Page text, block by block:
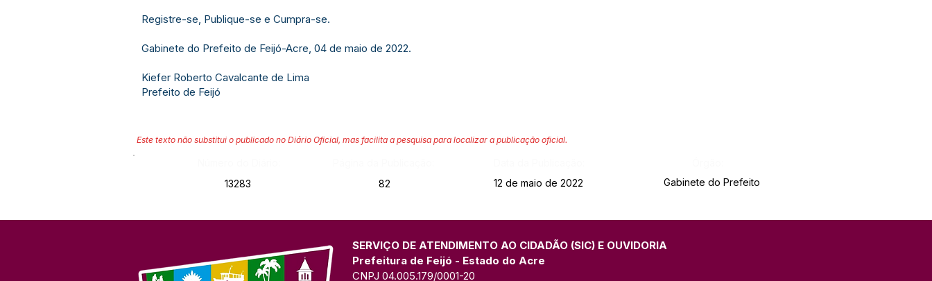
Registre-se, Publique-se e Cumpra-se.
Gabinete do Prefeito de Feijó-Acre, 04 de maio de 2022.
Kiefer Roberto Cavalcante de Lima
Prefeito de Feijó
Este texto não substitui o publicado no Diário Oficial, mas facilita a pesquisa para localizar a publicação oficial.
13283
82 12 de maio de 2022 Gabinete do Prefeito
SERVIÇO DE ATENDIMENTO AO CIDADÃO (SIC) E OUVIDORIA
Prefeitura de Feijó - Estado do Acre
CNPJ 04.005.179/0001-20